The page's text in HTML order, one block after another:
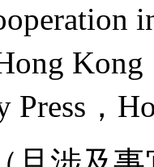
Kong
Press，